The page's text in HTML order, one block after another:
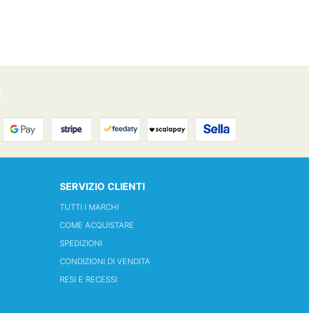
SERVIZIO CLIENTI
TUTTI I MARCHI
COME ACQUISTARE
SPEDIZIONI
CONDIZIONI DI VENDITA
RESI E RECESSI